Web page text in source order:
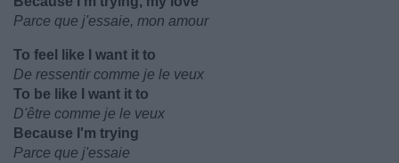
Parce que j'essaie, mon amour
To feel like I want it to
De ressentir comme je le veux
To be like I want it to
D'être comme je le veux
Because I'm trying
Parce que j'essaie